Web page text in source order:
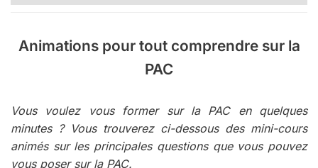
Animations pour tout comprendre sur la
PAC
Vous voulez vous former sur la PAC en quelques
minutes ? Vous trouverez ci-dessous des mini-cours
animés sur les principales questions que vous pouvez
vous poser sur la PAC.